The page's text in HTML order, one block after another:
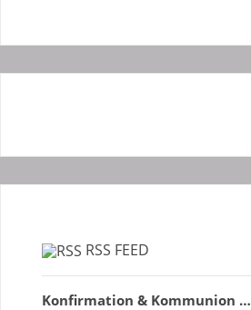
RSS FEED
Konfirmation & Kommunion …